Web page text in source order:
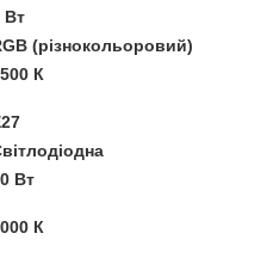
Вт
(різнокольоровий)
К
Вт
К